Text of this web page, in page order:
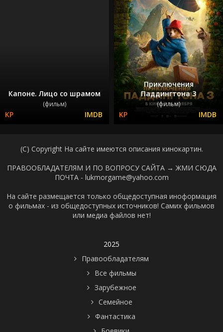
Капоне. Лицо со шрамом
(фильм)
Приключения
Паддингтона 3
(фильм)
(C) Copyright На сайте имеются описания кинокартин.
ПРАВООБЛАДАТЕЛЯМ И ПО ВОПРОСУ САЙТА → ЖМИ СЮДА
ПОЧТА - lukmorgame@yahoo.com
На сайте размещается только общедоступная иноформация
о фильмах - из общедоступных источников! Самих фильмов
или медиа файлов нет!
2025
Правообладателям
Все фильмы
Зарубежное
Семейное
Фантастика